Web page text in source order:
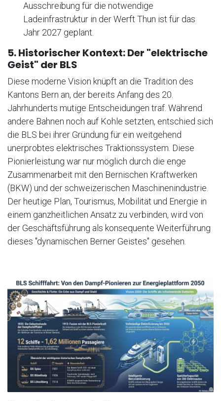
Ausschreibung für die notwendige
Ladeinfrastruktur in der Werft Thun ist für das
Jahr 2027 geplant.
5. Historischer Kontext: Der "elektrische
Geist" der BLS
Diese moderne Vision knüpft an die Tradition des
Kantons Bern an, der bereits Anfang des 20.
Jahrhunderts mutige Entscheidungen traf. Während
andere Bahnen noch auf Kohle setzten, entschied sich
die BLS bei ihrer Gründung für ein weitgehend
unerprobtes elektrisches Traktionssystem. Diese
Pionierleistung war nur möglich durch die enge
Zusammenarbeit mit den Bernischen Kraftwerken
(BKW) und der schweizerischen Maschinenindustrie.
Der heutige Plan, Tourismus, Mobilität und Energie in
einem ganzheitlichen Ansatz zu verbinden, wird von
der Geschäftsführung als konsequente Weiterführung
dieses "dynamischen Berner Geistes" gesehen.